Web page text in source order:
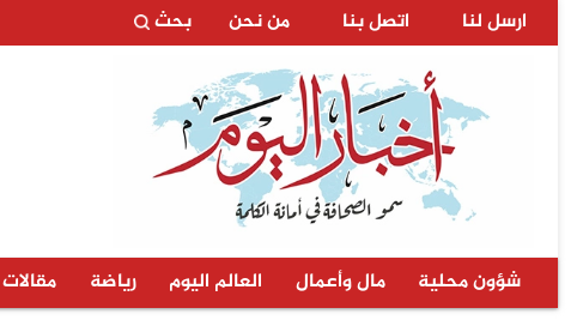
ارسل لنا اتصل بنا من نحن بحث
شؤون محلية مال وأعمال العالم اليوم رياضة مقالات